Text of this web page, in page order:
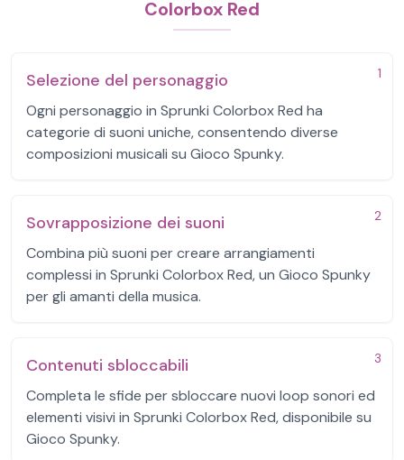
Colorbox Red
1
Selezione del personaggio
Ogni personaggio in Sprunki Colorbox Red ha
categorie di suoni uniche, consentendo diverse
composizioni musicali su Gioco Spunky.
2
Sovrapposizione dei suoni
Combina più suoni per creare arrangiamenti
complessi in Sprunki Colorbox Red, un Gioco Spunky
per gli amanti della musica.
3
Contenuti sbloccabili
Completa le sfide per sbloccare nuovi loop sonori ed
elementi visivi in Sprunki Colorbox Red, disponibile su
Gioco Spunky.